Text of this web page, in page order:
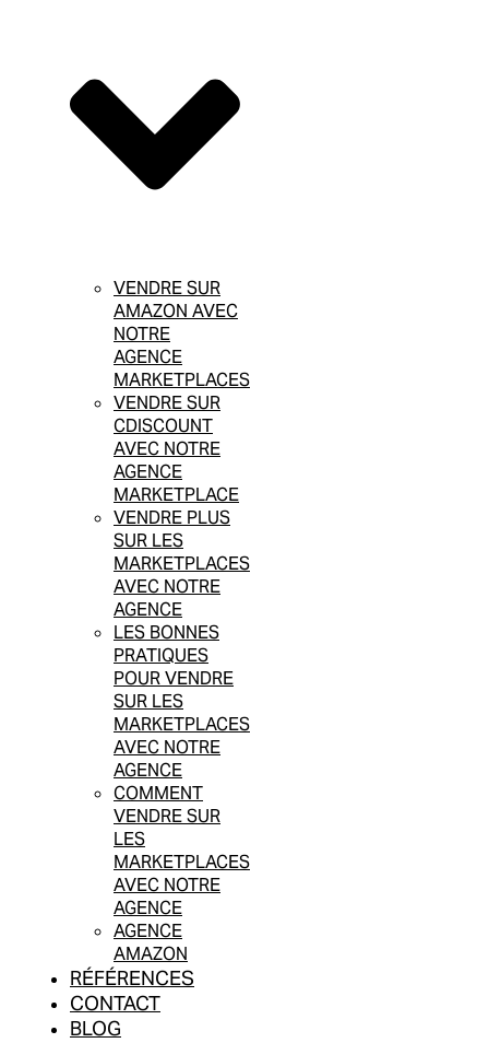
VENDRE SUR
AMAZON AVEC
NOTRE
AGENCE
MARKETPLACES
VENDRE SUR
CDISCOUNT
AVEC NOTRE
AGENCE
MARKETPLACE
VENDRE PLUS
SUR LES
MARKETPLACES
AVEC NOTRE
AGENCE
LES BONNES
PRATIQUES
POUR VENDRE
SUR LES
MARKETPLACES
AVEC NOTRE
AGENCE
COMMENT
VENDRE SUR
LES
MARKETPLACES
AVEC NOTRE
AGENCE
AGENCE
AMAZON
RÉFÉRENCES
CONTACT
BLOG